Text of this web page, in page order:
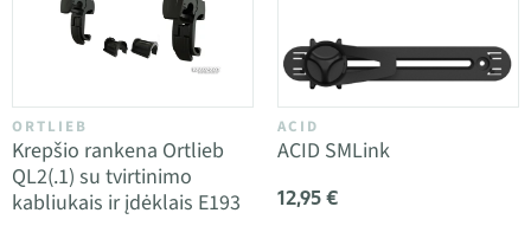
ORTLIEB
Krepšio rankena Ortlieb
QL2(.1) su tvirtinimo
kabliukais ir įdėklais E193
ACID
ACID SMLink
12,95 €